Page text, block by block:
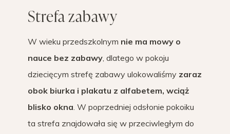
Strefa zabawy
W wieku przedszkolnym nie ma mowy o
nauce bez zabawy, dlatego w pokoju
dziecięcym strefę zabawy ulokowaliśmy zaraz
obok biurka i plakatu z alfabetem, wciąż
blisko okna. W poprzedniej odsłonie pokoiku
ta strefa znajdowała się w przeciwległym do